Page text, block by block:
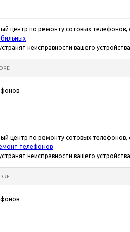
центр по ремонту сотовых
неисправности вашего
центр по ремонту сотовых
телефонов
неисправности вашего